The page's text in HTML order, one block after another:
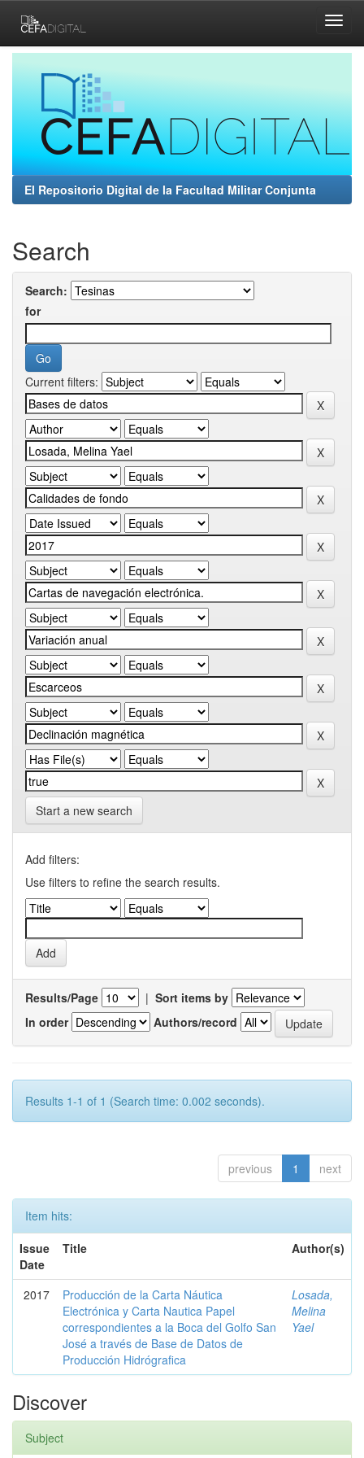
navigation
El Repositorio Digital de la Facultad Militar Conjunta
Search
Search:
for
Current filters:
Start a new search
Add filters:
Use filters to refine the search results.
Results/Page | Sort items by
In order
Authors/record
Results 1-1 of 1 (Search time: 0.002 seconds).
previous 1 next
Item hits:
Issue
Date
Title Author(s)
2017
Producción de la Carta Náutica
Electrónica y Carta Nautica Papel
correspondientes a la Boca del Golfo San
José a través de Base de Datos de
Producción Hidrógrafica
Losada,
Melina
Yael
Discover
Subject